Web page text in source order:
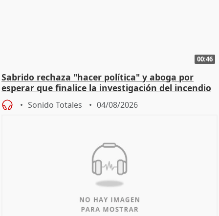
00:46
Sabrido rechaza "hacer política" y aboga por
esperar que finalice la investigación del incendio
Sonido Totales 04/08/2026